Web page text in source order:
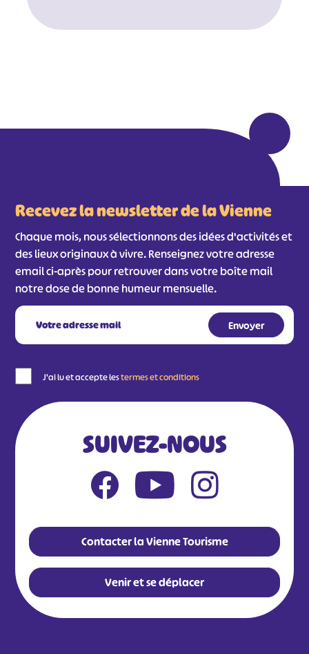
Recevez la newsletter de la Vienne
Chaque mois, nous sélectionnons des idées d'activités et
des lieux originaux à vivre. Renseignez votre adresse
email ci-après pour retrouver dans votre boîte mail
notre dose de bonne humeur mensuelle.
J'ai lu et accepte lestermes et conditions
SUIVEZ-NOUS
Contacter la Vienne Tourisme
Venir et se déplacer
#
#